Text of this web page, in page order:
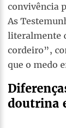
convivência
As
literalmente
cordeiro”,
que o medo
doutrina